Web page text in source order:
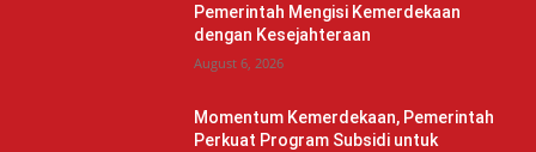
Pemerintah Mengisi Kemerdekaan
dengan Kesejahteraan
August 6, 2026
Momentum Kemerdekaan, Pemerintah
Perkuat Program Subsidi untuk